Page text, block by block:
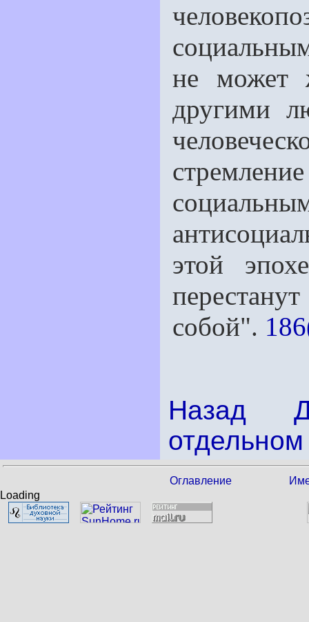
не может
другими
этой
собой".
Назад
Оглавление
Loading